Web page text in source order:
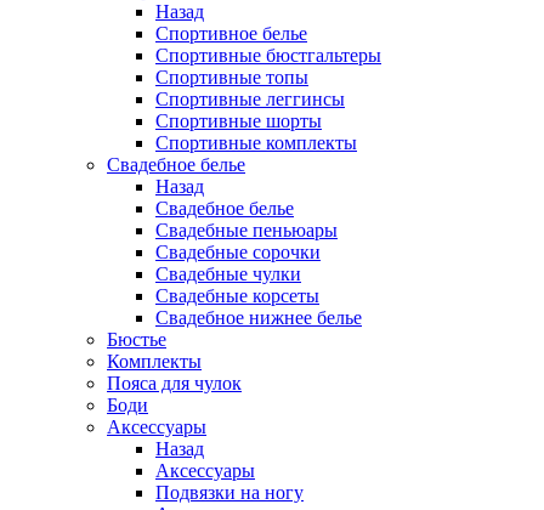
Назад
Спортивное белье
Спортивные бюстгальтеры
Спортивные топы
Спортивные леггинсы
Спортивные шорты
Спортивные комплекты
Свадебное белье
Назад
Свадебное белье
Свадебные пеньюары
Свадебные сорочки
Свадебные чулки
Свадебные корсеты
Свадебное нижнее белье
Бюстье
Комплекты
Пояса для чулок
Боди
Аксессуары
Назад
Аксессуары
Подвязки на ногу